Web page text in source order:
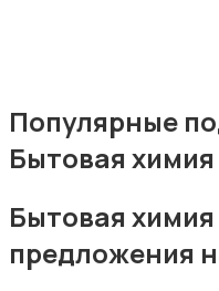
Охрана и сигнализации
Подставки и тумбы
Популярные
Бытовая
Бытовая
предложения